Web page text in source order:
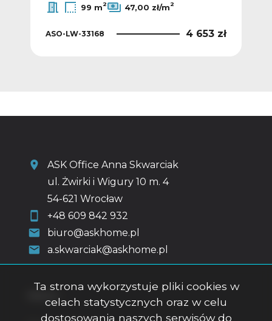
99 m2 47,00 zł/m2
ASO-LW-33168 4 653 zł
ASK Office Anna Skwarciak
ul. Żwirki i Wigury 10 m. 4
54-621 Wrocław
+48 609 842 932
biuro@askhome.pl
a.skwarciak@askhome.pl
Ta strona wykorzystuje pliki cookies w
celach statystycznych oraz w celu
dostosowania naszych serwisów do